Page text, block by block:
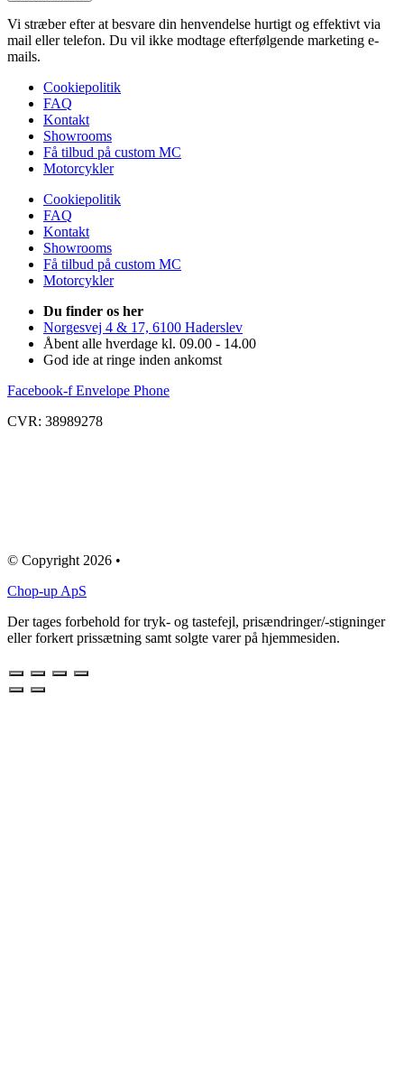
Vi stræber efter at besvare din henvendelse hurtigt og effektivt via
mail eller telefon. Du vil ikke modtage efterfølgende marketing e-
mails.
Cookiepolitik
FAQ
Kontakt
Showrooms
Få tilbud på custom MC
Motorcykler
Cookiepolitik
FAQ
Kontakt
Showrooms
Få tilbud på custom MC
Motorcykler
Du finder os her
Norgesvej 4 & 17, 6100 Haderslev
Åbent alle hverdage kl. 09.00 - 14.00
God ide at ringe inden ankomst
Facebook-f Envelope Phone
CVR: 38989278
© Copyright 2026 •
Chop-up ApS
Der tages forbehold for tryk- og tastefejl, prisændringer/-stigninger
eller forkert prissætning samt solgte varer på hjemmesiden.